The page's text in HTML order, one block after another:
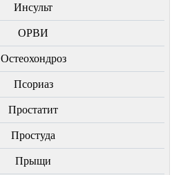
Инсульт
ОРВИ
Остеохондроз
Пcориаз
Простатит
Простуда
Прыщи